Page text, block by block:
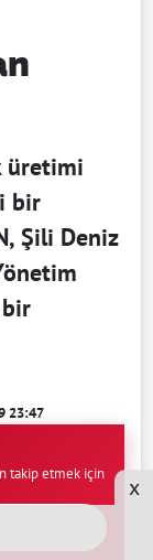
üretimi
bir
Şili Deniz
23:47
takip etmek için
x